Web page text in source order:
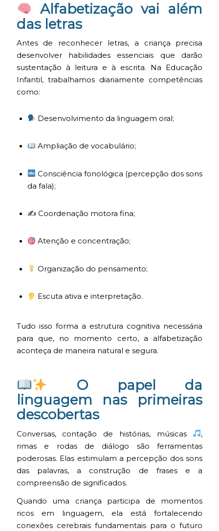
Alfabetização vai além
das letras
Antes de reconhecer letras, a criança precisa
desenvolver habilidades essenciais que darão
sustentação à leitura e à escrita. Na Educação
Infantil, trabalhamos diariamente competências
como:
Desenvolvimento da linguagem oral;
Ampliação de vocabulário;
Consciência fonológica (percepção dos sons
da fala);
✍️ Coordenação motora fina;
Atenção e concentração;
Organização do pensamento;
Escuta ativa e interpretação.
Tudo isso forma a estrutura cognitiva necessária
para que, no momento certo, a alfabetização
aconteça de maneira natural e segura.
O papel da
linguagem nas primeiras
descobertas
Conversas, contação de histórias, músicas
,
rimas e rodas de diálogo são ferramentas
poderosas. Elas estimulam a percepção dos sons
das palavras, a construção de frases e a
compreensão de significados.
Quando uma criança participa de momentos
ricos em linguagem, ela está fortalecendo
conexões cerebrais fundamentais para o futuro